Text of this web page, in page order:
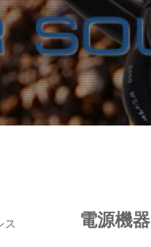
電源機器
ス